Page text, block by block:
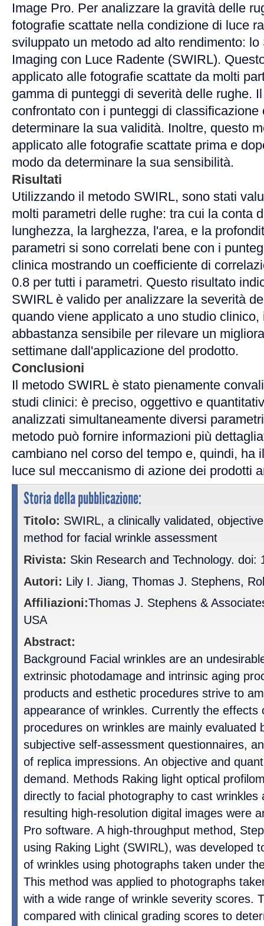
Image Pro. Per analizzare la gravità delle
fotografie scattate nella condizione di luce
sviluppato un metodo ad alto rendimento:
Imaging con Luce Radente (SWIRL).
applicato alle fotografie scattate da molti
gamma di punteggi di severità delle rughe.
confrontato con i punteggi di classificazione
determinare la sua validità. Inoltre, questo
applicato alle fotografie scattate prima e
modo da determinare la sua sensibilità.
Risultati
Utilizzando il metodo SWIRL, sono stati
molti parametri delle rughe: tra cui la conta
lunghezza, la larghezza, l'area, e la
parametri si sono correlati bene con i
clinica mostrando un coefficiente di
0.8 per tutti i parametri. Questo risultato
SWIRL è valido per analizzare la severità
quando viene applicato a uno studio
abbastanza sensibile per rilevare un
settimane dall'applicazione del prodotto.
Conclusioni
Il metodo SWIRL è stato pienamente
studi clinici: è preciso, oggettivo e
analizzati simultaneamente diversi
metodo può fornire informazioni più
cambiano nel corso del tempo e, quindi, ha
luce sul meccanismo di azione dei prodotti
Storia della pubblicazione:
Titolo: SWIRL, a clinically validated,
method for facial wrinkle assessment
Rivista: Skin Research and Technology. doi:
Autori: Lily I. Jiang, Thomas J. Stephens,
Affiliazioni:Thomas J. Stephens &
USA
Abstract:
Background Facial wrinkles are an
extrinsic photodamage and intrinsic aging
products and esthetic procedures strive to
appearance of wrinkles. Currently the effects
procedures on wrinkles are mainly evaluated
subjective self-assessment questionnaires,
of replica impressions. An objective and
demand. Methods Raking light optical
directly to facial photography to cast wrinkles
resulting high-resolution digital images were
Pro software. A high-throughput method,
using Raking Light (SWIRL), was developed
of wrinkles using photographs taken under
This method was applied to photographs
with a wide range of wrinkle severity scores.
compared with clinical grading scores to